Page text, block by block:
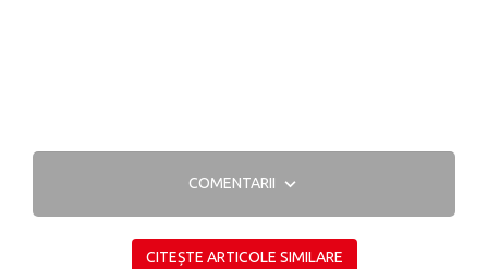
COMENTARII
CITEȘTE ARTICOLE SIMILARE